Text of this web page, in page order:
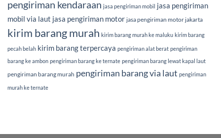
pengiriman kendaraan jasa pengiriman mobil jasa pengiriman
mobil via laut jasa pengiriman motor jasa pengiriman motor jakarta
kirim barang murah kirim barang murah ke maluku kirim barang
pecah belah kirim barang terpercaya pengiriman alat berat pengiriman
barang ke ambon pengiriman barang ke ternate pengiriman barang lewat kapal laut
pengiriman barang murah pengiriman barang via laut pengiriman
murah ke ternate